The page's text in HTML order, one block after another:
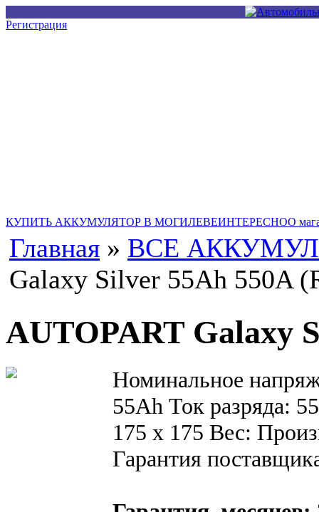
Регистрация
КУПИТЬ АККУМУЛЯТОР В МОГИЛЕВЕИНТЕРЕСНОО
Главная » ВСЕ
Galaxy Silver 55Ah 550A
AUTOPART Galaxy
Номинальное
55Ah Ток разряда:
175 x 175 Вес:
Гарантия